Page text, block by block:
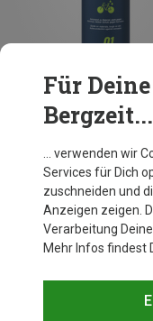
Du sparst 22%
Für
Bergzeit...
… verwenden wir
Services für Dich
zuschneiden und
Anzeigen zeigen.
Verarbeitung
Mehr Infos findest